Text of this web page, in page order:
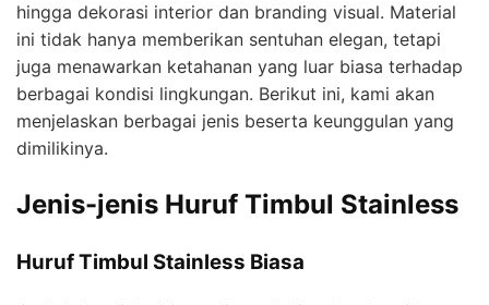
hingga dekorasi interior dan branding visual. Material
ini tidak hanya memberikan sentuhan elegan, tetapi
juga menawarkan ketahanan yang luar biasa terhadap
berbagai kondisi lingkungan. Berikut ini, kami akan
menjelaskan berbagai jenis beserta keunggulan yang
dimilikinya.
Jenis-jenis Huruf Timbul Stainless
Huruf Timbul Stainless Biasa